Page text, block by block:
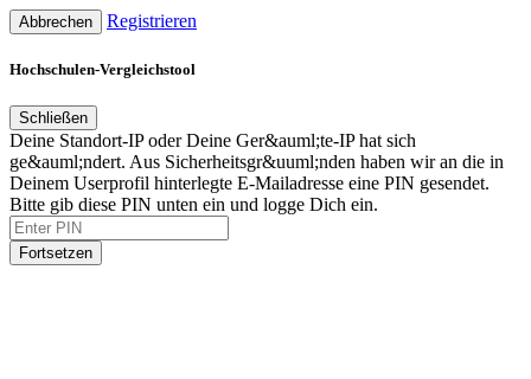
Abbrechen Registrieren
Hochschulen-Vergleichstool
Schließen
Deine Standort-IP oder Deine Ger&auml;te-IP hat sich
ge&auml;ndert. Aus Sicherheitsgr&uuml;nden haben wir an die in
Deinem Userprofil hinterlegte E-Mailadresse eine PIN gesendet.
Bitte gib diese PIN unten ein und logge Dich ein.
Fortsetzen